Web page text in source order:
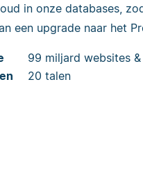
in onze databases,
een upgrade naar het
99 miljard websites
20 talen